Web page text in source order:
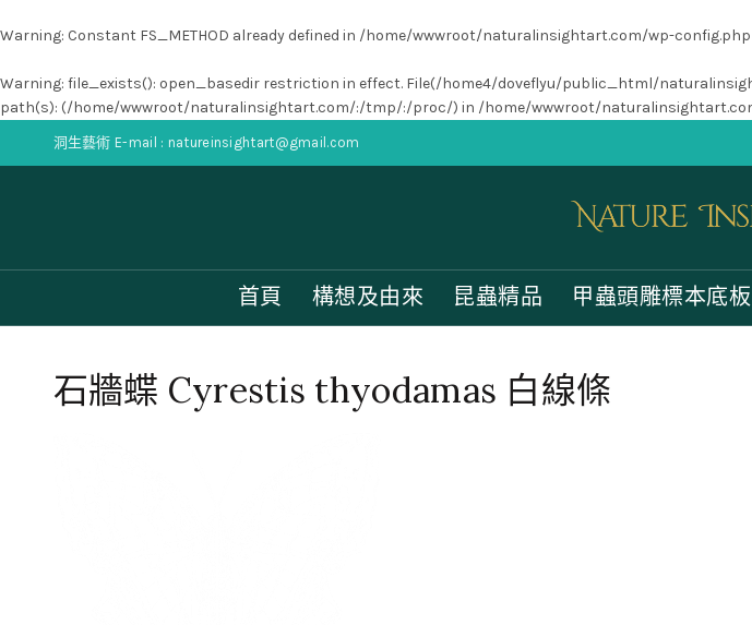
Warning: Constant FS_METHOD already defined in /home/wwwroot/naturalinsightart.com/wp-config.php
Warning: file_exists(): open_basedir restriction in effect. File(/home4/doveflyu/public_html/
path(s): (/home/wwwroot/naturalinsightart.com/:/tmp/:/proc/) in /home/wwwroot/
洞生藝術 E-mail : natureinsightart@gmail.com
首頁 構想及由來 昆蟲精品 甲蟲頭雕標本底板
石牆蝶 Cyrestis thyodamas 白線條